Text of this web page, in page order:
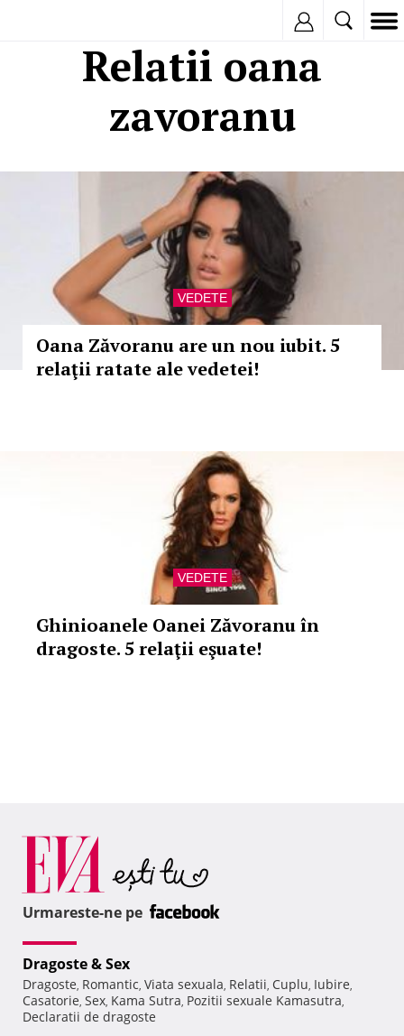
Relatii oana
zavoranu
VEDETE
Oana Zăvoranu are un nou iubit. 5
relaţii ratate ale vedetei!
VEDETE
Ghinioanele Oanei Zăvoranu în
dragoste. 5 relaţii eşuate!
Urmareste-ne pe
Dragoste & Sex
Dragoste, Romantic, Viata sexuala, Relatii, Cuplu, Iubire,
Casatorie, Sex, Kama Sutra, Pozitii sexuale Kamasutra,
Declaratii de dragoste